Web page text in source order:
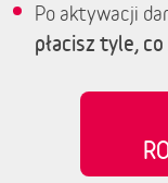
Po aktywacji
płacisz tyle,